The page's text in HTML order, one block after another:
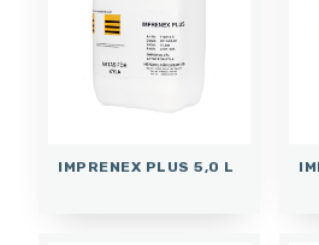
IMPRENEX PLUS 5,0 L